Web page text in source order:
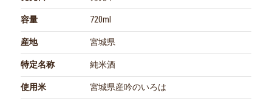
容量 720ml
産地 宮城県
特定名称 純米酒
使用米 宮城県産吟のいろは